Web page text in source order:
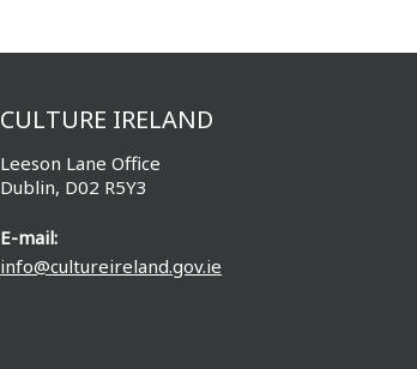
CULTURE IRELAND
Leeson Lane Office
Dublin, D02 R5Y3
E-mail:
info@cultureireland.gov.ie